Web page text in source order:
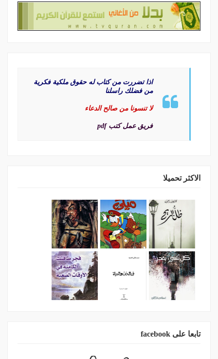
اذا تضررت من كتاب له حقوق ملكية فكرية
من فضلك راسلنا
لا تنسونا من صالح الدعاء
فريق عمل كتب pdf
الاكثر تحميلا
تابعا على facebook